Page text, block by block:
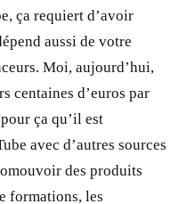
ça requiert d’avoir
aussi de votre
Moi, aujourd’hui,
centaines d’euros par
ça qu’il est
avec d’autres sources
des produits
formations, les